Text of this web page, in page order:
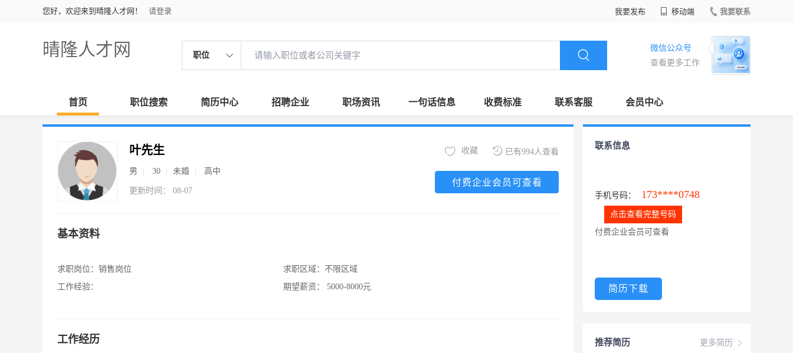
您好，欢迎来到晴隆人才网！ 请登录 我要发布 移动端 我要联系
晴隆人才网 职位
微信公众号
查看更多工作
首页 职位搜索 简历中心 招聘企业 职场资讯 一句话信息 收费标准 联系客服 会员中心
叶先生
男 30 未婚 高中
更新时间： 08-07
已有994人查看
收藏
付费企业会员可查看
基本资料
求职岗位： 销售岗位
工作经验：
求职区域： 不限区域
期望薪资：
5000-8000元
工作经历
联系信息
手机号码： 173****0748
点击查看完整号码
付费企业会员可查看
简历下载
更多简历
推荐简历